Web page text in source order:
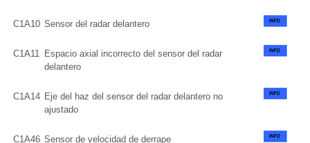
C1A10 Sensor del radar delantero
C1A11 Espacio axial incorrecto del sensor del radar
delantero
C1A14 Eje del haz del sensor del radar delantero no
ajustado
C1A46 Sensor de velocidad de derrape